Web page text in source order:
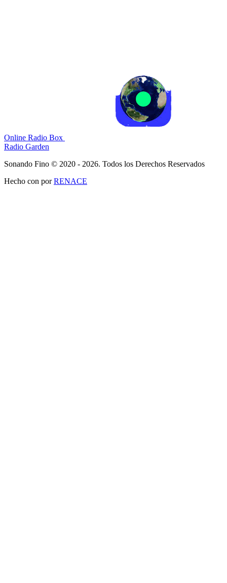
Online Radio Box
Radio Garden
Sonando Fino © 2020 - 2026. Todos los Derechos Reservados
Hecho con porRENACE